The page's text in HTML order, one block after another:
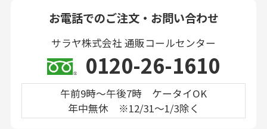
お電話でのご注文・お問い合わせ
サラヤ株式会社 通販コールセンター
0120-26-1610
午前9時～午後7時 ケータイOK
年中無休 ※12/31～1/3除く